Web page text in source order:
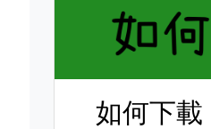
如何下載